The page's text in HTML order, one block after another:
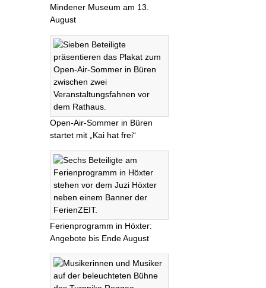
Mindener Museum am 13.
August
Open-Air-Sommer in Büren
startet mit „Kai hat frei“
Ferienprogramm in Höxter:
Angebote bis Ende August